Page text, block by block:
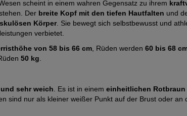
scheint in einem wahren Gegensatz zu ihrem
Der breite Kopf mit den tiefen Hautfalten und
Körper. Sie bewegt sich selbstbewusst und
verbietet.
von 58 bis 66 cm , Rüden werden 60 bis 68
50 kg
sehr weich . Es ist in einem einheitlichen Rotbraun
sind nur als kleiner weißer Punkt auf der Brust oder an